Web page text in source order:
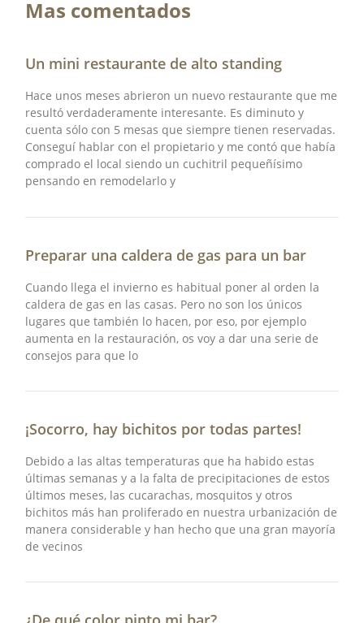
b
o
t
r
u
e
Mas comentados
Un mini restaurante de alto standing
Hace unos meses abrieron un nuevo restaurante que me
resultó verdaderamente interesante. Es diminuto y
cuenta sólo con 5 mesas que siempre tienen reservadas.
Conseguí hablar con el propietario y me contó que había
comprado el local siendo un cuchitril pequeñísimo
pensando en remodelarlo y
Preparar una caldera de gas para un bar
Cuando llega el invierno es habitual poner al orden la
caldera de gas en las casas. Pero no son los únicos
lugares que también lo hacen, por eso, por ejemplo
aumenta en la restauración, os voy a dar una serie de
consejos para que lo
¡Socorro, hay bichitos por todas partes!
Debido a las altas temperaturas que ha habido estas
últimas semanas y a la falta de precipitaciones de estos
últimos meses, las cucarachas, mosquitos y otros
bichitos más han proliferado en nuestra urbanización de
manera considerable y han hecho que una gran mayoría
de vecinos